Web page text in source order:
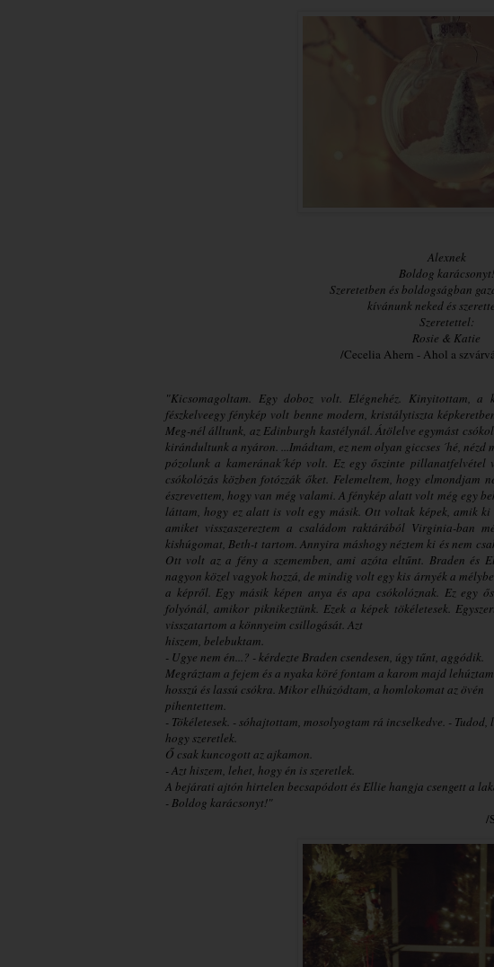
Alexnek
Boldog karácsonyt!
Szeretetben és boldogságban
kívánunk neked és
Szeretettel:
Rosie & Katie
/Cecelia Ahern - Ahol a
"Kicsomagoltam. Egy doboz volt. Elégnehéz. Kinyitottam,
fészkelveegy fénykép volt benne modern, kristálytiszta
Meg-nél álltunk, az Edinburgh kastélynál. Átölelve egymást
kirándultunk a nyáron. ...Imádtam, ez nem olyan giccses ´hé,
pózolunk a kamerának´kép volt. Ez egy őszinte
csókolózás közben fotózzák őket. Felemeltem, hogy elmondjam
észrevettem, hogy van még valami. A fénykép alatt volt még egy
láttam, hogy ez alatt is volt egy másik. Ott voltak képek, amik
amiket visszaszereztem a családom raktárából Virginia-ban
kishúgomat, Beth-t tartom. Annyira máshogy néztem ki és nem
Ott volt az a fény a szememben, ami azóta eltűnt. Braden és
nagyon közel vagyok hozzá, de mindig volt egy kis árnyék a
a képről. Egy másik képen anya és apa csókolóznak. Ez egy
folyónál, amikor piknikeztünk. Ezek a képek tökéletesek.
visszatartom a könnyeim csillogását. Azt
hiszem, belebuktam.
- Ugye nem én...? - kérdezte Braden csendesen, úgy tűnt, aggódik.
Megráztam a fejem és a nyaka köré fontam a karom majd
hosszú és lassú csókra. Mikor elhúzódtam, a homlokomat az övén
pihentettem.
- Tökéletesek. - sóhajtottam, mosolyogtam rá incselkedve. - Tudod,
hogy szeretlek.
Ő csak kuncogott az ajkamon.
- Azt hiszem, lehet, hogy én is szeretlek.
A bejárati ajtón hirtelen becsapódott és Ellie hangja csengett a
- Boldog karácsonyt!"
/